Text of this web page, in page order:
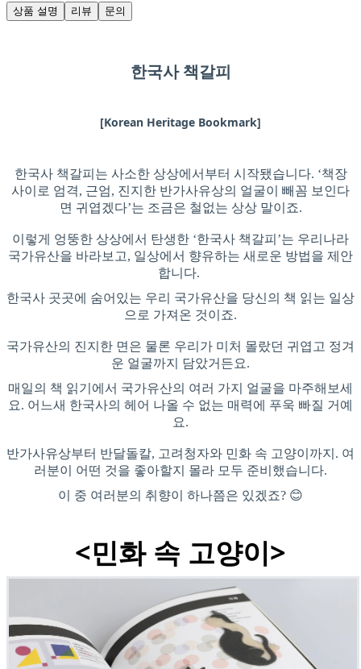
상품 설명 리뷰 문의
한국사 책갈피
[Korean Heritage Bookmark]
한국사 책갈피는 사소한 상상에서부터 시작됐습니다. ‘책장
사이로 엄격, 근엄, 진지한 반가사유상의 얼굴이 빼꼼 보인다
면 귀엽겠다’는 조금은 철없는 상상 말이죠.
이렇게 엉뚱한 상상에서 탄생한 ‘한국사 책갈피’는 우리나라
국가유산을 바라보고, 일상에서 향유하는 새로운 방법을 제안
합니다.
한국사 곳곳에 숨어있는 우리 국가유산을 당신의 책 읽는 일상
으로 가져온 것이죠.
국가유산의 진지한 면은 물론 우리가 미처 몰랐던 귀엽고 정겨
운 얼굴까지 담았거든요.
매일의 책 읽기에서 국가유산의 여러 가지 얼굴을 마주해보세
요. 어느새 한국사의 헤어 나올 수 없는 매력에 푸욱 빠질 거예
요.
반가사유상부터 반달돌칼, 고려청자와 민화 속 고양이까지. 여
러분이 어떤 것을 좋아할지 몰라 모두 준비했습니다.
이 중 여러분의 취향이 하나쯤은 있겠죠? 😊
<민화 속 고양이>